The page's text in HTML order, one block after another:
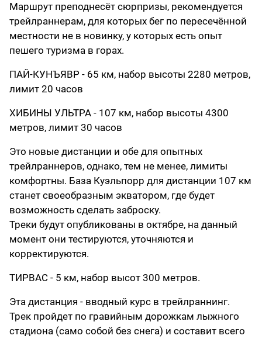
Маршрут преподнесёт сюрпризы, рекомендуется
трейлраннерам, для которых бег по пересечённой
местности не в новинку, у которых есть опыт
пешего туризма в горах.
ПАЙ-КУНЪЯВР - 65 км, набор высоты 2280 метров,
лимит 20 часов
ХИБИНЫ УЛЬТРА - 107 км, набор высоты 4300
метров, лимит 30 часов
Это новые дистанции и обе для опытных
трейлраннеров, однако, тем не менее, лимиты
комфортны. База Куэльпорр для дистанции 107 км
станет своеобразным экватором, где будет
возможность сделать заброску.
Треки будут опубликованы в октябре, на данный
момент они тестируются, уточняются и
корректируются.
ТИРВАС - 5 км, набор высот 300 метров.
Эта дистанция - вводный курс в трейлраннинг.
Трек пройдет по гравийным дорожкам лыжного
стадиона (само собой без снега) и составит всего